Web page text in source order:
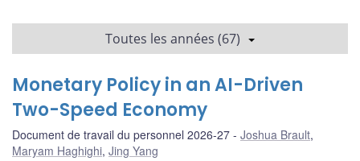
Toutes les années (67)
Monetary Policy in an AI-Driven
Two-Speed Economy
Document de travail du personnel 2026-27 Joshua Brault,
Maryam Haghighi, Jing Yang